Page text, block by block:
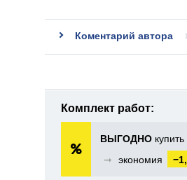
Коментарий автора
Комплект работ:
ВЫГОДНО
➞
экономия